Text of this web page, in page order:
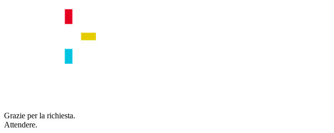
Grazie per la richiesta.
Attendere.